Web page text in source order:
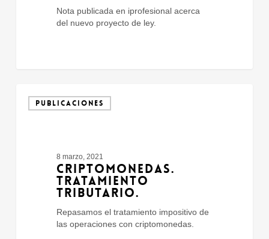
Nota publicada en iprofesional acerca
del nuevo proyecto de ley.
Tratamiento
tributario.
PUBLICACIONES
8 marzo, 2021
CRIPTOMONEDAS.
TRATAMIENTO
TRIBUTARIO.
Repasamos el tratamiento impositivo de
las operaciones con criptomonedas.